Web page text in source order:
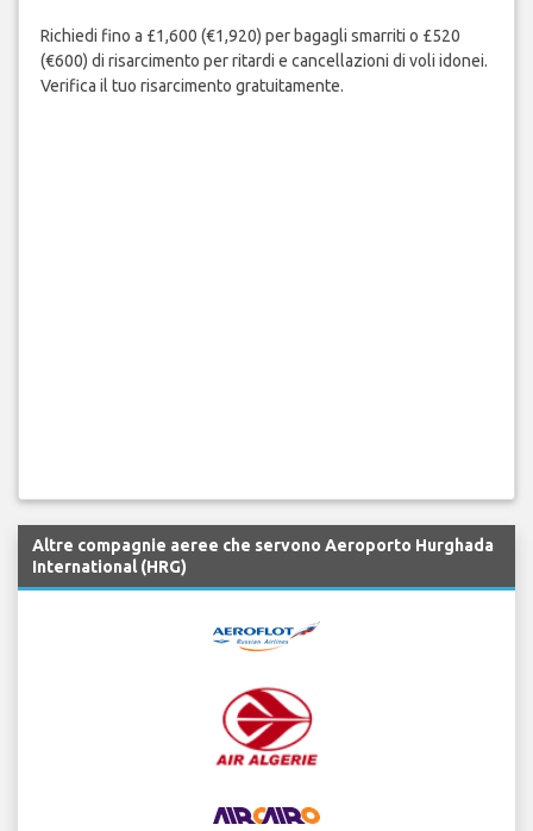
Richiedi fino a £1,600 (€1,920) per bagagli smarriti o £520
(€600) di risarcimento per ritardi e cancellazioni di voli idonei.
Verifica il tuo risarcimento gratuitamente.
Altre compagnie aeree che servono Aeroporto Hurghada
International (HRG)